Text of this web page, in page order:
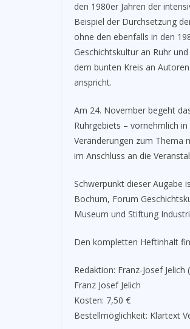
den 1980er Jahren der
Beispiel der Durchsetzung
ohne den ebenfalls in den
Geschichtskultur an Ruhr
dem bunten Kreis an
anspricht.
Am 24. November begeht
Ruhrgebiets – vornehmlich
Veränderungen zum Thema
im Anschluss an die
Schwerpunkt dieser Augabe
Bochum, Forum
Museum und Stiftung
Den kompletten Heftinhalt
Redaktion: Franz-Josef
Franz Josef Jelich
Kosten: 7,50 €
Bestellmöglichkeit: Klartext